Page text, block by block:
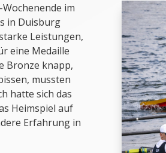
im
in Duisburg
Leistungen,
eine Medaille
Bronze knapp,
mussten
hatte sich das
Heimspiel auf
Erfahrung in